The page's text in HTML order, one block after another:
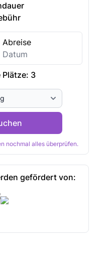
Abreise
3
nochmal alles überprüfen.
gefördert von: